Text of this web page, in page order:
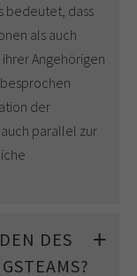
bedeutet, dass
als auch
Angehörigen
der
parallel zur
DES